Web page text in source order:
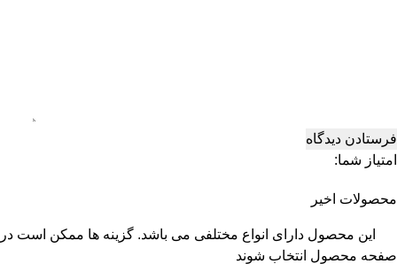
امتیاز شما:
محصولات اخیر
این محصول دارای انواع مختلفی می باشد. گزینه ها ممکن است در
صفحه محصول انتخاب شوند